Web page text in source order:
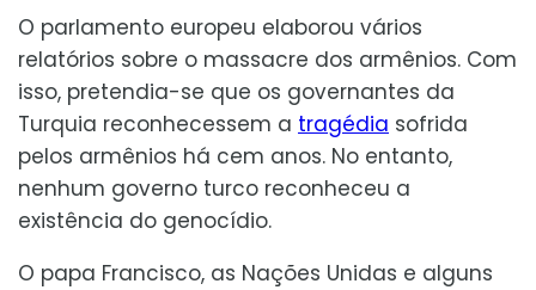
O parlamento europeu elaborou vários
relatórios sobre o massacre dos armênios. Com
isso, pretendia-se que os governantes da
Turquia reconhecessem a tragédia sofrida
pelos armênios há cem anos. No entanto,
nenhum governo turco reconheceu a
existência do genocídio.
O papa Francisco, as Nações Unidas e alguns